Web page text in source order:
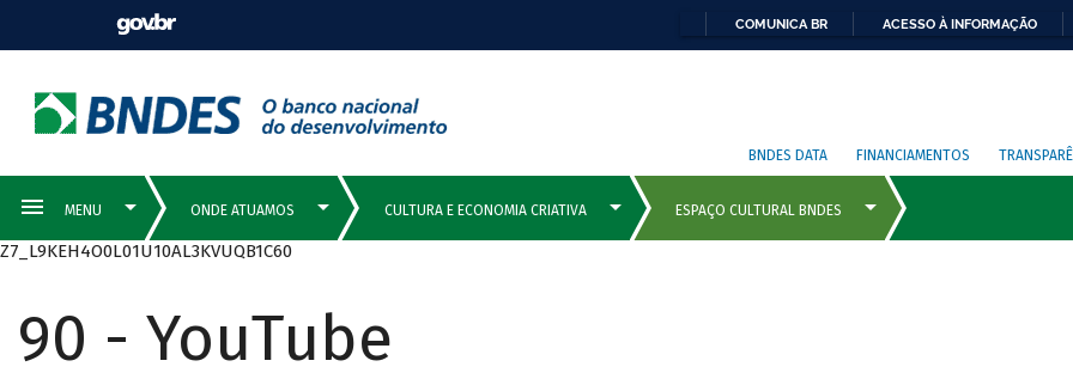
COMUNICA BR ACESSO À INFORMAÇÃO
BNDES DATA FINANCIAMENTOS
Z7_L9KEH4O0L01U10AL3KVUQB1C60
90 - YouTube